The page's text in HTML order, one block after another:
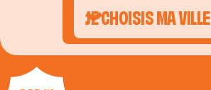
JE CHOISIS MA VILLE